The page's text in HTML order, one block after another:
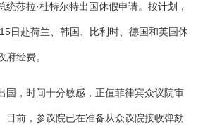
莎拉·杜特尔特出国休假申请。按计划，
日赴荷兰、韩国、比利时、德国和英国休
经费。
国，时间十分敏感，正值菲律宾众议院审
目前，参议院已在准备从众议院接收弹劾